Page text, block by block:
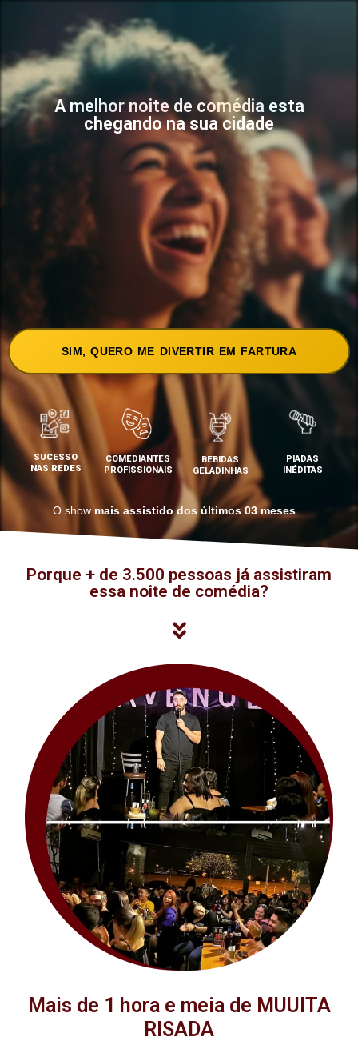
A melhor noite de comédia esta
chegando na sua cidade
SIM, QUERO ME DIVERTIR EM FARTURA
SUCESSO
NAS REDES
COMEDIANTES
PROFISSIONAIS
BEBIDAS
GELADINHAS
PIADAS
INÉDITAS
O show mais assistido dos últimos 03 meses...
Porque + de 3.500 pessoas já assistiram
essa noite de comédia?
Mais de 1 hora e meia de MUUITA
RISADA